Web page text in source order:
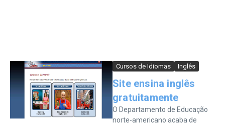
Cursos de Idiomas Inglês
Site ensina inglês
gratuitamente
O Departamento de Educação
norte-americano acaba de